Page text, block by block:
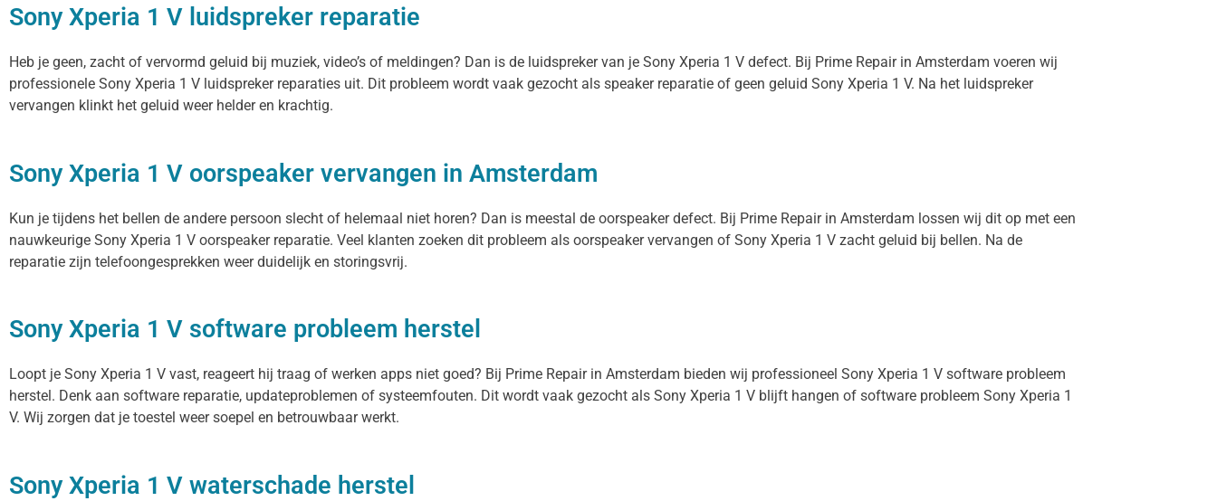
Sony Xperia 1 V luidspreker reparatie
Heb je geen, zacht of vervormd geluid bij muziek, video’s of meldingen? Dan is de luidspreker van je Sony Xperia 1 V defect. Bij Prime Repair in Amsterdam voeren wij
professionele Sony Xperia 1 V luidspreker reparaties uit. Dit probleem wordt vaak gezocht als speaker reparatie of geen geluid Sony Xperia 1 V. Na het luidspreker
vervangen klinkt het geluid weer helder en krachtig.
Sony Xperia 1 V oorspeaker vervangen in Amsterdam
Kun je tijdens het bellen de andere persoon slecht of helemaal niet horen? Dan is meestal de oorspeaker defect. Bij Prime Repair in Amsterdam lossen wij dit op met een
nauwkeurige Sony Xperia 1 V oorspeaker reparatie. Veel klanten zoeken dit probleem als oorspeaker vervangen of Sony Xperia 1 V zacht geluid bij bellen. Na de
reparatie zijn telefoongesprekken weer duidelijk en storingsvrij.
Sony Xperia 1 V software probleem herstel
Loopt je Sony Xperia 1 V vast, reageert hij traag of werken apps niet goed? Bij Prime Repair in Amsterdam bieden wij professioneel Sony Xperia 1 V software probleem
herstel. Denk aan software reparatie, updateproblemen of systeemfouten. Dit wordt vaak gezocht als Sony Xperia 1 V blijft hangen of software probleem Sony Xperia 1
V. Wij zorgen dat je toestel weer soepel en betrouwbaar werkt.
Sony Xperia 1 V waterschade herstel